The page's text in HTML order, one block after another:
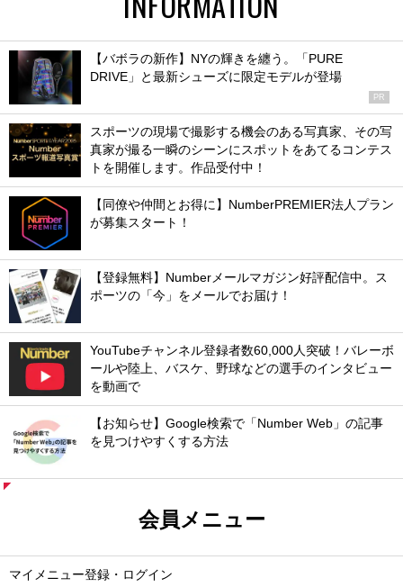
【バボラの新作】NYの輝きを纏う。「PURE
DRIVE」と最新シューズに限定モデルが登場
PR
スポーツの現場で撮影する機会のある写真家、その写
真家が撮る一瞬のシーンにスポットをあてるコンテス
トを開催します。作品受付中！
【同僚や仲間とお得に】NumberPREMIER法人プラン
が募集スタート！
【登録無料】Numberメールマガジン好評配信中。ス
ポーツの「今」をメールでお届け！
YouTubeチャンネル登録者数60,000人突破！バレーボ
ールや陸上、バスケ、野球などの選手のインタビュー
を動画で
【お知らせ】Google検索で「Number Web」の記事
を見つけやすくする方法
会員メニュー
マイメニュー登録・ログイン